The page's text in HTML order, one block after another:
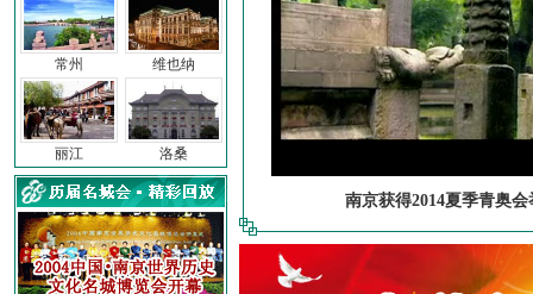
常州
丽江
维也纳
洛桑
南京获得2014夏季青奥会